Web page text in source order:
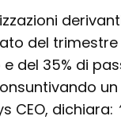
del
del 35% di
un
CEO, dichiara: